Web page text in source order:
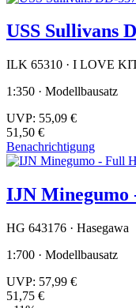
USS Sullivans
ILK 65310 · I LOVE
1:350 · Modellbausatz
UVP: 55,09 €
51,50 €
Benachrichtigung
IJN
HG 643176 · Hasegawa
1:700 · Modellbausatz
UVP: 57,99 €
51,75 €